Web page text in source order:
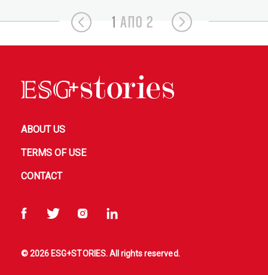
1 ΑΠΟ 2
ABOUT US
TERMS OF USE
CONTACT
© 2026 ESG+STORIES. All rights reserved.